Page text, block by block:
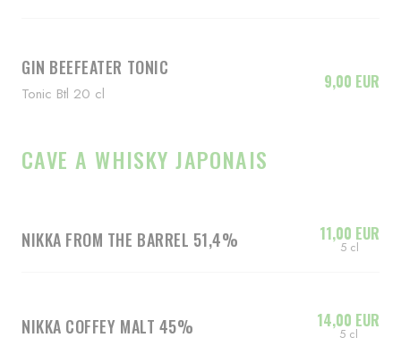
GIN BEEFEATER TONIC
Tonic Btl 20 cl
9,00 EUR
CAVE A WHISKY JAPONAIS
NIKKA FROM THE BARREL 51,4% 11,00 EUR
5 cl
NIKKA COFFEY MALT 45% 14,00 EUR
5 cl